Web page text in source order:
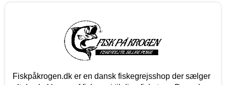
Fiskpåkrogen.dk er en dansk fiskegrejsshop der sælger